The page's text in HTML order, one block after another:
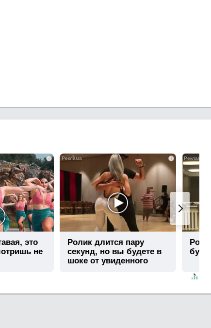
i
это
не
i
Ролик длится пару
секунд, но вы будете в
шоке от увиденного